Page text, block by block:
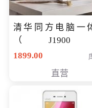
清华同方电脑一
（J1900
核/4G/120G0.8CM
1899.00
直营